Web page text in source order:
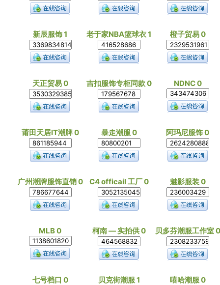
新辰服饰 1 老于家NBA篮球衣 1 橙子贸易 0
天正贸易 0 吉扣服饰专柜同款 0 NDNC 0
莆田天居IT潮牌 0 暴走潮服 0 阿玛尼服饰 0
广州潮牌服饰直销 0 C4 officail 工厂 0 魅影服装 0
MLB 0 柯南 — 实拍供 0 贝多芬潮服工作室 0
七号档口 0 贝克街潮服 1 嘻哈潮服 0